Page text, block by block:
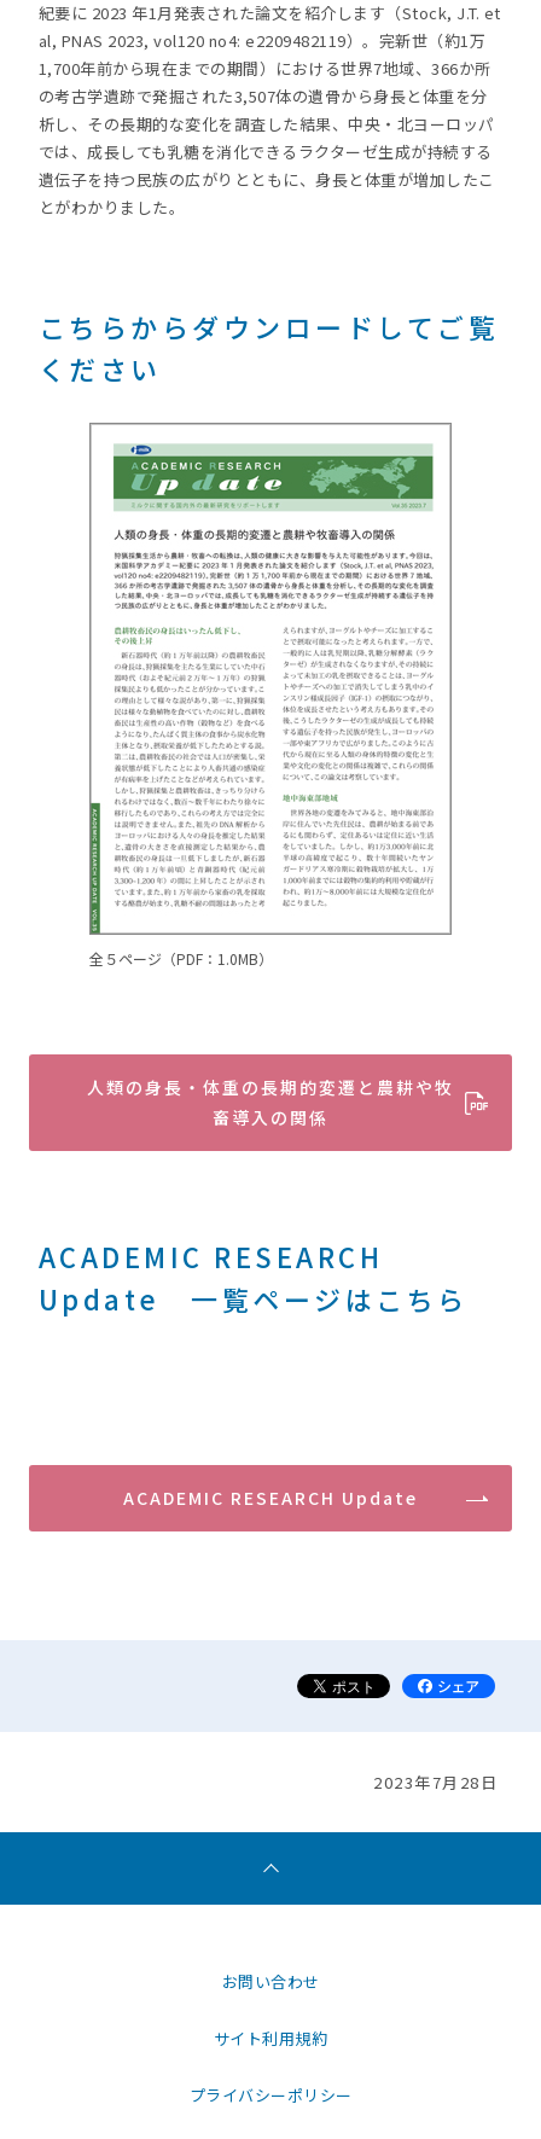
紀要に 2023 年1月発表された論文を紹介します（Stock, J.T. et
al, PNAS 2023, vol120 no4: e2209482119）。完新世（約1万
1,700年前から現在までの期間）における世界7地域、366か所
の考古学遺跡で発掘された3,507体の遺骨から身長と体重を分
析し、その長期的な変化を調査した結果、中央・北ヨーロッパ
では、成長しても乳糖を消化できるラクターゼ生成が持続する
遺伝子を持つ民族の広がりとともに、身長と体重が増加したこ
とがわかりました。
こちらからダウンロードしてご覧
ください
全５ページ（PDF：1.0MB）
人類の身長・体重の長期的変遷と農耕や牧
畜導入の関係
ACADEMIC RESEARCH
Update 一覧ページはこちら
ACADEMIC RESEARCH Update
2023年7月28日
お問い合わせ
サイト利用規約
プライバシーポリシー